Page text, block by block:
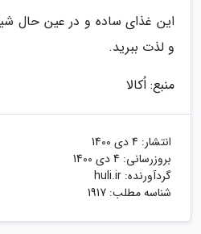
این غذای ساده و در عین حال
و لذت ببرید.
منبع: اُکالا
انتشار: 4 دی 1400
بروزرسانی: 4 دی 1400
گردآورنده: huli.ir
شناسه مطلب: 1917